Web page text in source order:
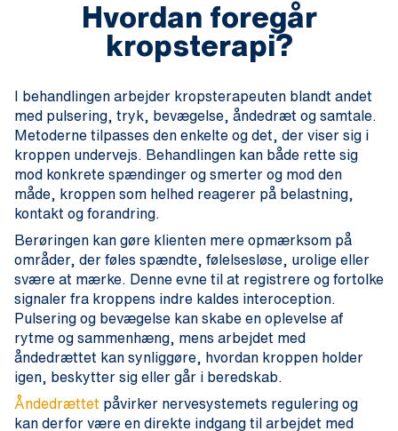
Hvordan foregår
kropsterapi?
I behandlingen arbejder kropsterapeuten blandt andet
med pulsering, tryk, bevægelse, åndedræt og samtale.
Metoderne tilpasses den enkelte og det, der viser sig i
kroppen undervejs. Behandlingen kan både rette sig
mod konkrete spændinger og smerter og mod den
måde, kroppen som helhed reagerer på belastning,
kontakt og forandring.
Berøringen kan gøre klienten mere opmærksom på
områder, der føles spændte, følelsesløse, urolige eller
svære at mærke. Denne evne til at registrere og fortolke
signaler fra kroppens indre kaldes interoception.
Pulsering og bevægelse kan skabe en oplevelse af
rytme og sammenhæng, mens arbejdet med
åndedrættet kan synliggøre, hvordan kroppen holder
igen, beskytter sig eller går i beredskab.
Åndedrættet påvirker nervesystemets regulering og
kan derfor være en direkte indgang til arbejdet med